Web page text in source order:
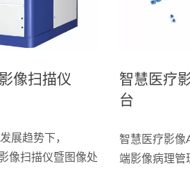
像扫描仪
展趋势下，
像扫描仪暨图像处
智慧医疗
台
智慧医疗影像
端影像病理管